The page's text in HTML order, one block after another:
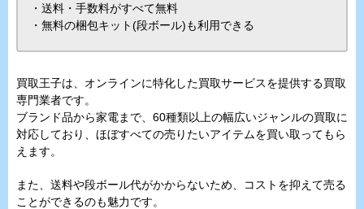
・送料・手数料がすべて無料
・無料の梱包キット(段ボール)も利用できる
買取王子は、オンラインに特化した買取サービスを提供する買取
専門業者です。
ブランド品から家電まで、60種類以上の幅広いジャンルの買取に
対応しており、ほぼすべての売りたいアイテムを買い取ってもら
えます。
また、送料や段ボール代がかからないため、コストを抑えて売る
ことができるのも魅力です。